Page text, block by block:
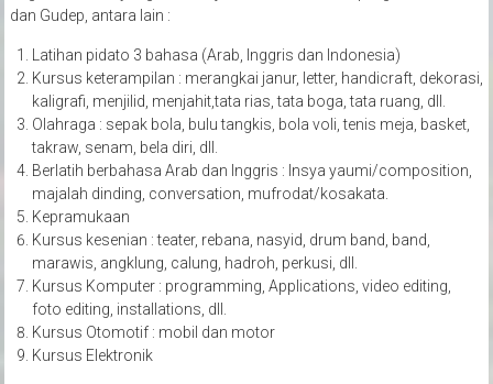
dan Gudep, antara lain :
Latihan pidato 3 bahasa (Arab, Inggris dan Indonesia)
Kursus keterampilan : merangkai janur, letter, handicraft, dekorasi,
kaligrafi, menjilid, menjahit,tata rias, tata boga, tata ruang, dll.
Olahraga : sepak bola, bulu tangkis, bola voli, tenis meja, basket,
takraw, senam, bela diri, dll.
Berlatih berbahasa Arab dan Inggris : Insya yaumi/composition,
majalah dinding, conversation, mufrodat/kosakata.
Kepramukaan
Kursus kesenian : teater, rebana, nasyid, drum band, band,
marawis, angklung, calung, hadroh, perkusi, dll.
Kursus Komputer : programming, Applications, video editing,
foto editing, installations, dll.
Kursus Otomotif : mobil dan motor
Kursus Elektronik